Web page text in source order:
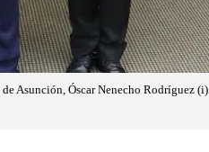
Asunción, Óscar Nenecho Rodríguez (i).